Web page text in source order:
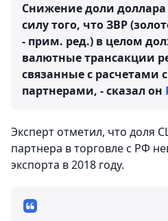
Снижение доли
силу того, что ЗВР
- прим. ред.) в целом
валютные трансакции
связанные с расчетами
партнерами, - сказал он
Эксперт отметил, что доля
партнера в торговле с РФ
экспорта в 2018 году.